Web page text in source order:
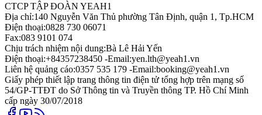
CTCP TẬP ĐOÀN YEAH1
Địa chỉ:140 Nguyễn Văn Thủ phường Tân Định, quận 1, Tp.HCM
Điện thoại:0828 730 06071
Fax:083 9101 074
Chịu trách nhiệm nội dung:Bà Lê Hải Yến
Điện thoại:+84357238450 -Email:yen.lth@yeah1.vn
Liên hệ quảng cáo:0357 535 179 -Email:booking@yeah1.vn
Giấy phép thiết lập trang thông tin điện tử tổng hợp trên mạng số
54/GP-TTĐT do Sở Thông tin và Truyền thông TP. Hồ Chí Minh
cấp ngày 30/07/2018